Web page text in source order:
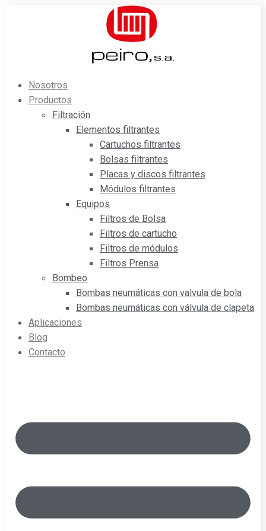
Nosotros
Productos
Filtración
Elementos filtrantes
Cartuchos filtrantes
Bolsas filtrantes
Placas y discos filtrantes
Módulos filtrantes
Equipos
Filtros de Bolsa
Filtros de cartucho
Filtros de módulos
Filtros Prensa
Bombeo
Bombas neumáticas con valvula de bola
Bombas neumáticas con válvula de clapeta
Aplicaciones
Blog
Contacto